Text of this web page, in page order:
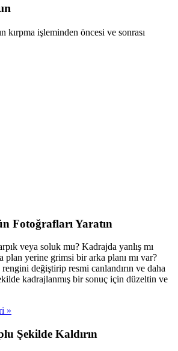
Fotoğrafları Yaratın
veya soluk mu? Kadrajda yanlış mı
plan yerine grimsi bir arka planı mı var?
değiştirip resmi canlandırın ve daha
kadrajlanmış bir sonuç için düzeltin ve
»
Şekilde Kaldırın